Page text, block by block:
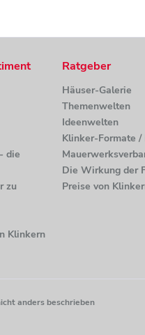
die
zu
Klinkern
Ratgeber
Häuser-Galerie
Themenwelten
Ideenwelten
Klinker-Formate /
Die Wirkung der
Preise von
anders beschrieben